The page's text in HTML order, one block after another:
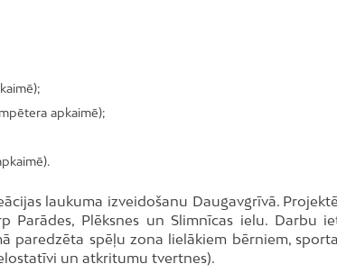
apkaimē);
laukuma izveidošanu Daugavgrīvā.
Parādes, Plēksnes un Slimnīcas ielu. Darbu
paredzēta spēļu zona lielākiem bērniem,
un atkritumu tvertnes).